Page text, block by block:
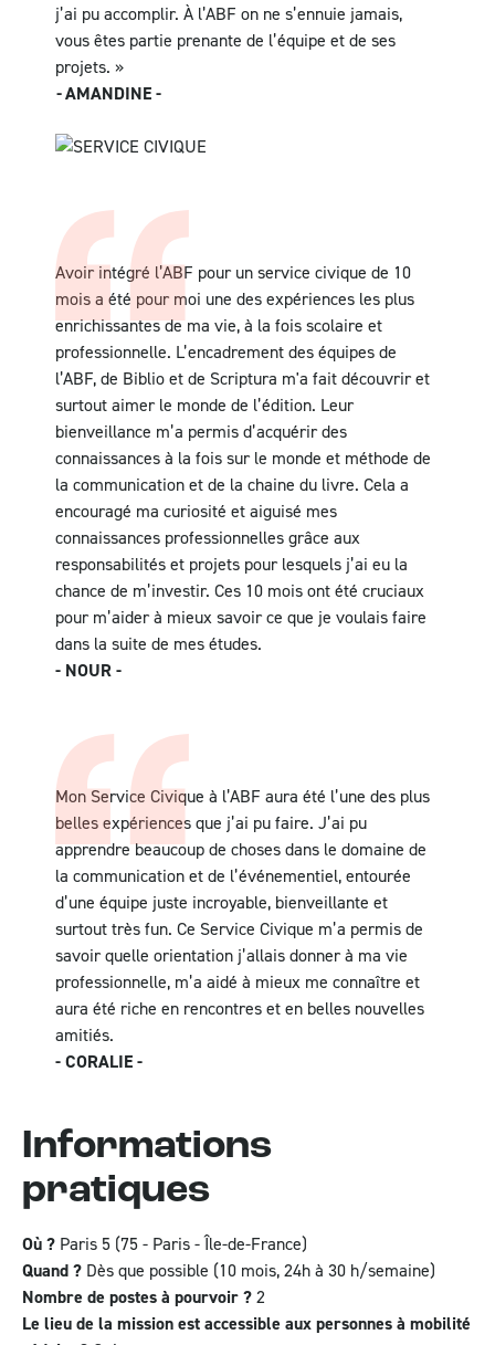
j’ai pu accomplir. À l’ABF on ne s’ennuie jamais,
vous êtes partie prenante de l’équipe et de ses
projets. »
-AMANDINE -
Avoir intégré l’ABF pour un service civique de 10
mois a été pour moi une des expériences les plus
enrichissantes de ma vie, à la fois scolaire et
professionnelle. L’encadrement des équipes de
l’ABF, de Biblio et de Scriptura m'a fait découvrir et
surtout aimer le monde de l’édition. Leur
bienveillance m’a permis d’acquérir des
connaissances à la fois sur le monde et méthode de
la communication et de la chaine du livre. Cela a
encouragé ma curiosité et aiguisé mes
connaissances professionnelles grâce aux
responsabilités et projets pour lesquels j’ai eu la
chance de m’investir. Ces 10 mois ont été cruciaux
pour m’aider à mieux savoir ce que je voulais faire
dans la suite de mes études.
- NOUR -
Mon Service Civique à l’ABF aura été l’une des plus
belles expériences que j’ai pu faire. J’ai pu
apprendre beaucoup de choses dans le domaine de
la communication et de l’événementiel, entourée
d’une équipe juste incroyable, bienveillante et
surtout très fun. Ce Service Civique m’a permis de
savoir quelle orientation j’allais donner à ma vie
professionnelle, m’a aidé à mieux me connaître et
aura été riche en rencontres et en belles nouvelles
amitiés.
- CORALIE -
Informations
pratiques
Où ? Paris 5 (75 - Paris - Île-de-France)
Quand ? Dès que possible (10 mois, 24h à 30 h/semaine)
Nombre de postes à pourvoir ?2
Le lieu de la mission est accessible aux personnes à mobilité